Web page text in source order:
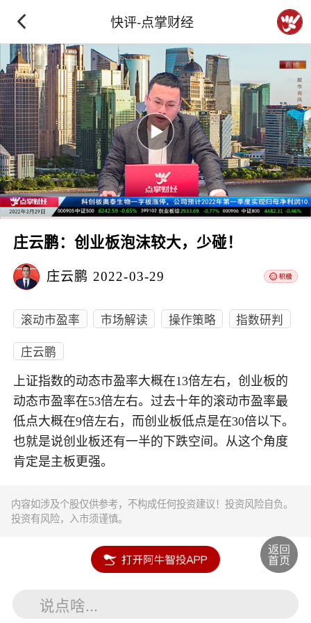
快评-点掌财经
庄云鹏：创业板泡沫较大，少碰！
庄云鹏 2022-03-29
滚动市盈率 市场解读 操作策略
指数研判
庄云鹏
上证指数的动态市盈率大概在13倍左右，创业板的
动态市盈率在53倍左右。过去十年的滚动市盈率最
低点大概在9倍左右，而创业板低点是在30倍以下。
也就是说创业板还有一半的下跌空间。从这个角度
肯定是主板更强。
内容如涉及个股仅供参考，不构成任何投资建议！投资风险自负。
投资有风险，入市须谨慎。
说点啥...